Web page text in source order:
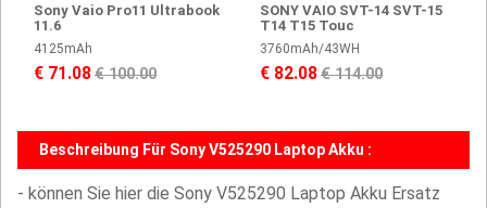
Sony Vaio Pro11 Ultrabook
11.6
4125mAh
€ 71.08€ 100.00
SONY VAIO SVT-14 SVT-15
T14 T15 Touc
3760mAh/43WH
€ 82.08€ 114.00
Beschreibung Für Sony V525290 Laptop Akku :
- können Sie hier die Sony V525290 Laptop Akku Ersatz